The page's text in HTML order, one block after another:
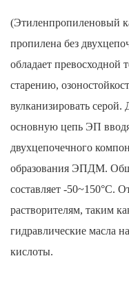
(Этиленпропиленовый
пропилена без
обладает превосходной
старению,
вулканизировать
основную цепь ЭП
двухцепочечного
образования ЭПДМ.
составляет -50~150°C.
растворителям, таким
гидравлические масла
кислоты.